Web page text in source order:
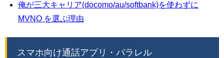
俺が三大キャリア(docomo/au/softbank)を使わずに
MVNO を選ぶ理由
スマホ向け通話アプリ・パラレル